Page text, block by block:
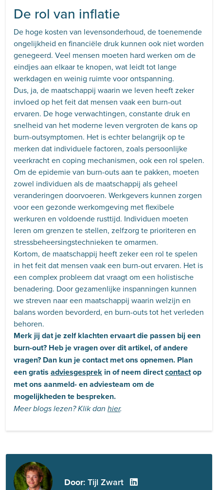
De rol van inflatie
De hoge kosten van levensonderhoud, de toenemende
ongelijkheid en financiële druk kunnen ook niet worden
genegeerd. Veel mensen moeten hard werken om de
eindjes aan elkaar te knopen, wat leidt tot lange
werkdagen en weinig ruimte voor ontspanning.
Dus, ja, de maatschappij waarin we leven heeft zeker
invloed op het feit dat mensen vaak een burn-out
ervaren. De hoge verwachtingen, constante druk en
snelheid van het moderne leven vergroten de kans op
burn-outsymptomen. Het is echter belangrijk op te
merken dat individuele factoren, zoals persoonlijke
veerkracht en coping mechanismen, ook een rol spelen.
Om de epidemie van burn-outs aan te pakken, moeten
zowel individuen als de maatschappij als geheel
veranderingen doorvoeren. Werkgevers kunnen zorgen
voor een gezonde werkomgeving met flexibele
werkuren en voldoende rusttijd. Individuen moeten
leren om grenzen te stellen, zelfzorg te prioriteren en
stressbeheersingstechnieken te omarmen.
Kortom, de maatschappij heeft zeker een rol te spelen
in het feit dat mensen vaak een burn-out ervaren. Het is
een complex probleem dat vraagt om een holistische
benadering. Door gezamenlijke inspanningen kunnen
we streven naar een maatschappij waarin welzijn en
balans worden bevorderd, en burn-outs tot het verleden
behoren.
Merk jij dat je zelf klachten ervaart die passen bij een
burn-out? Heb je vragen over dit artikel, of andere
vragen? Dan kun je contact met ons opnemen. Plan
een gratis adviesgesprek in of neem directcontactop
met ons aanmeld- en adviesteam om de
mogelijkheden te bespreken.
Meer blogs lezen? Klik dan hier.
Door: Tijl Zwart